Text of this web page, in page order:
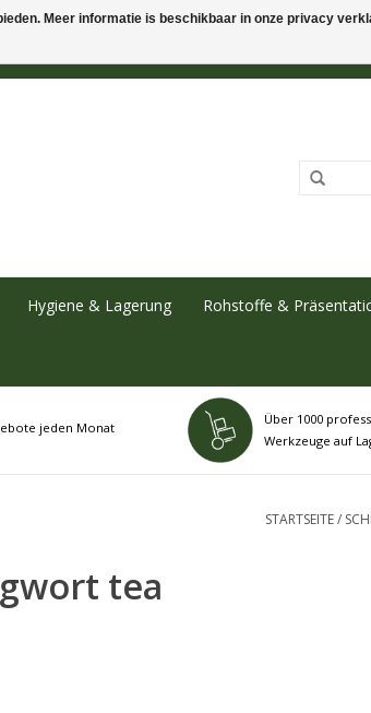
Hygiene & Lagerung Rohstoffe &
jeden Monat
Über 1000
Werkzeuge auf
STARTSEITE/
tea
Meer informatie is beschikbaar in onze privacy